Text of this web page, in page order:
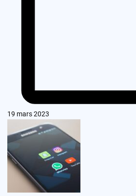
19 mars 2023